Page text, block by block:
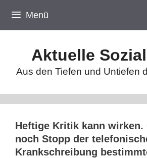
Inhalt
springen
Menü
Aktuelle
Aus den Tiefen und Untiefen
Heftige Kritik kann wirken.
noch Stopp der
Krankschreibung